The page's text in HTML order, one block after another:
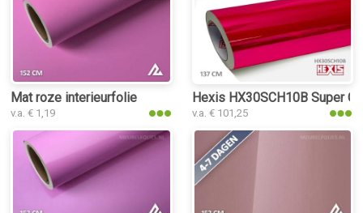
Mat roze interieurfolie
v.a. € 1,19
Hexis HX30SCH10B Super
v.a. € 101,25